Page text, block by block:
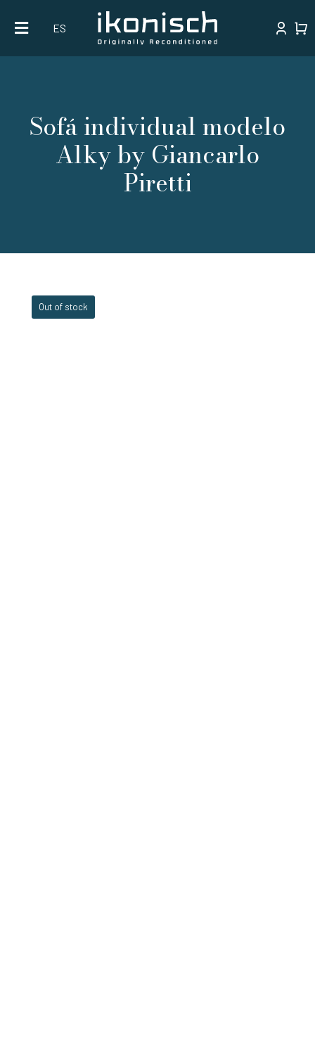
content
ES
Sofá individual modelo
Alky by Giancarlo
Piretti
Out of stock